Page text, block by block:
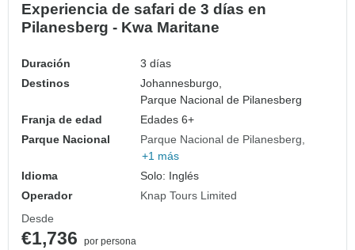
Experiencia de safari de 3 días en
Pilanesberg - Kwa Maritane
Duración
3 días
Destinos
Johannesburgo,
Parque Nacional de Pilanesberg
Franja de edad
Edades 6+
Parque Nacional
Parque Nacional de Pilanesberg
+1 más
Idioma
Solo: Inglés
Operador
Knap Tours Limited
Desde
€1,736
por persona